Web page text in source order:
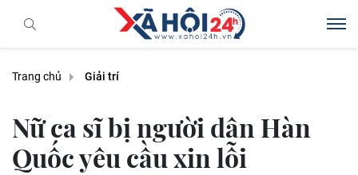
Trang chủ Giải trí
Nữ ca sĩ bị người dân Hàn
Quốc yêu cầu xin lỗi